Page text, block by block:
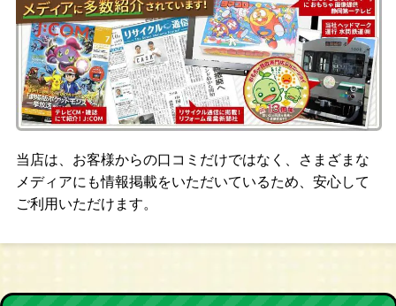
当店は、お客様からの口コミだけではなく、さまざまな
メディアにも情報掲載をいただいているため、安心して
ご利用いただけます。